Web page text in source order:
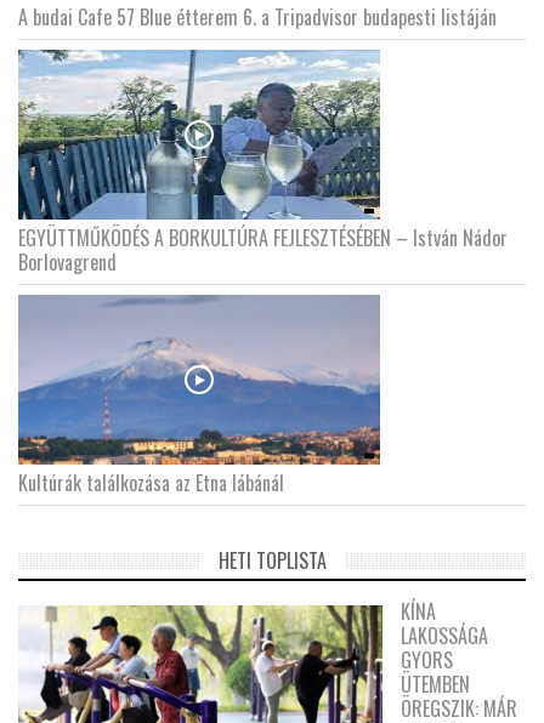
A budai Cafe 57 Blue étterem 6. a Tripadvisor budapesti listáján
EGYÜTTMŰKÖDÉS A BORKULTÚRA FEJLESZTÉSÉBEN – István Nádor
Borlovagrend
Kultúrák találkozása az Etna lábánál
HETI TOPLISTA
KÍNA
LAKOSSÁGA
GYORS
ÜTEMBEN
ÖREGSZIK: MÁR